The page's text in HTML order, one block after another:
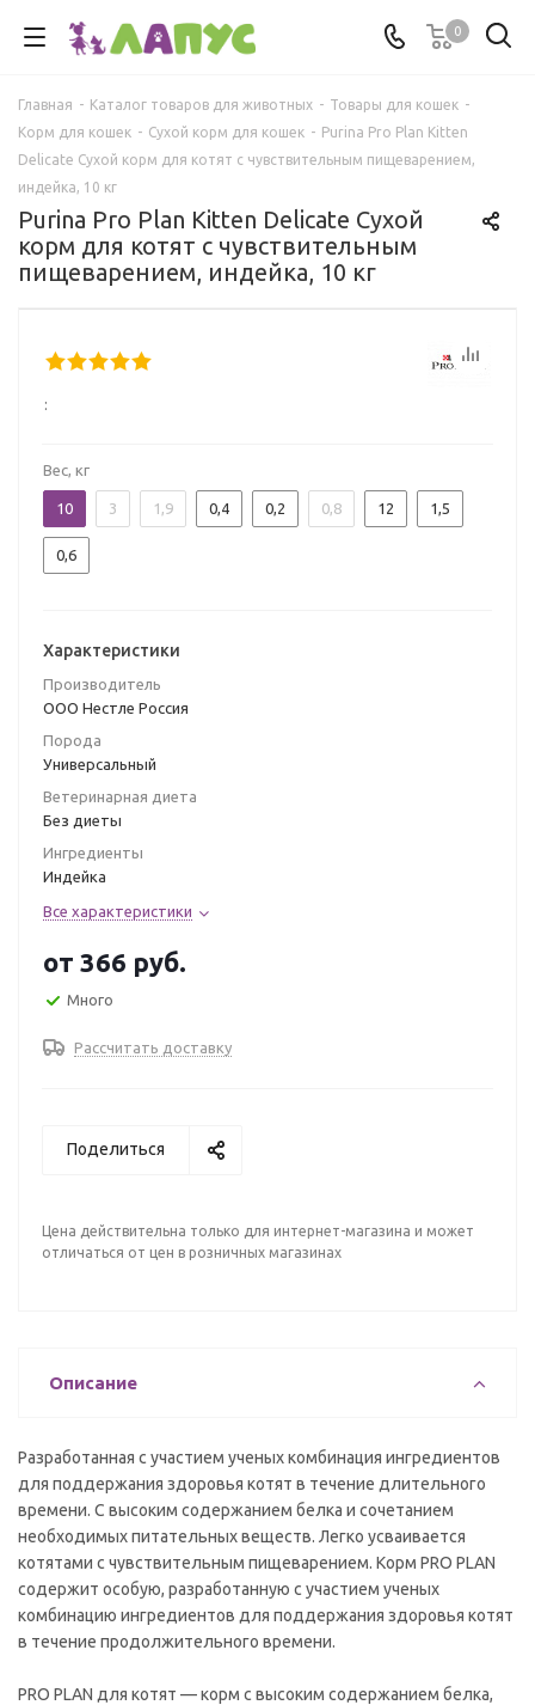
0
Главная - Каталог товаров для животных - Товары для кошек -
Корм для кошек - Сухой корм для кошек - Purina Pro Plan Kitten
Delicate Сухой корм для котят с чувствительным пищеварением,
индейка, 10 кг
Purina Pro Plan Kitten Delicate Сухой
корм для котят с чувствительным
пищеварением, индейка, 10 кг
:
Вес, кг
10 3 1,9 0,4 0,2 0,8 12 1,5
0,6
Характеристики
Производитель
ООО Нестле Россия
Порода
Универсальный
Ветеринарная диета
Без диеты
Ингредиенты
Индейка
Все характеристики
от 366 руб.
Много
Рассчитать доставку
Поделиться
Цена действительна только для интернет-магазина и может
отличаться от цен в розничных магазинах
Описание
Разработанная с участием ученых комбинация ингредиентов
для поддержания здоровья котят в течение длительного
времени. С высоким содержанием белка и сочетанием
необходимых питательных веществ. Легко усваивается
котятами с чувствительным пищеварением. Корм PRO PLAN
содержит особую, разработанную с участием ученых
комбинацию ингредиентов для поддержания здоровья котят
в течение продолжительного времени.
PRO PLAN для котят — корм с высоким содержанием белка,